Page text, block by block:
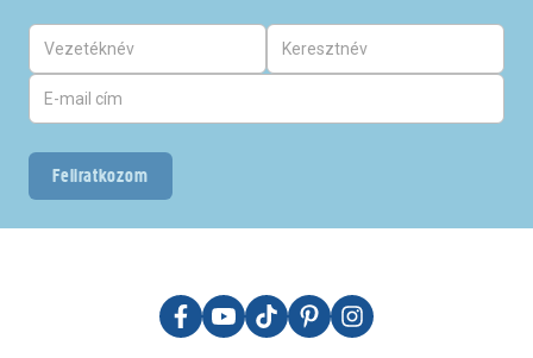
Feliratkozom